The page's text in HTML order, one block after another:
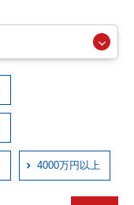
4000万円以上